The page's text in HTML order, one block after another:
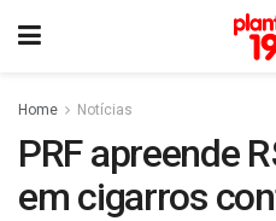
Home Notícias
PRF apreende
em cigarros